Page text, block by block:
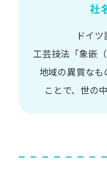
社
ドイ
工芸技法​「象嵌​
地域の​異質な​も
ことで、 世の​